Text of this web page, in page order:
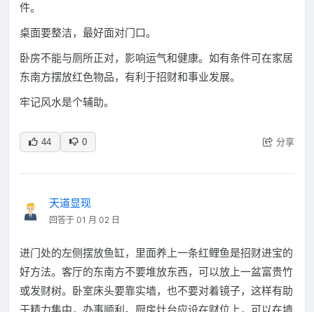
件。
桌面要整洁，最好面对门口。
卧房不能与厕所正对，影响运气和健康。如有条件可在家居
东南方摆放红色物品，有利于招财和事业发展。
牢记风水是个辅助。
44 0 分享
天道显现
回答于 01 月 02 日
进门处的左侧摆放鱼缸，里面养上一条红鲤鱼是招财进宝的
好方法。客厅的东南方不要堆放东西，可以放上一盆富贵竹
或发财树。卧室床头要靠实墙，也不要对着镜子，这样有助